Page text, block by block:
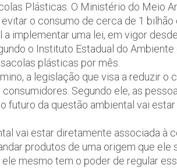
Plásticas. O Ministério do Meio
o consumo de cerca de 1 bilhão
implementar uma lei, em vigor
o Instituto Estadual do
plásticas por mês.
a legislação que visa a reduzir o
Segundo ele, as
futuro da questão ambiental vai
vai estar diretamente associada à
produtos de uma origem que ele
mesmo tem o poder de regular